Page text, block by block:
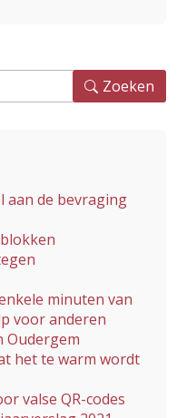
Zoeken
aan de bevraging
minuten van
voor anderen
Oudergem
het te warm wordt
valse QR-codes